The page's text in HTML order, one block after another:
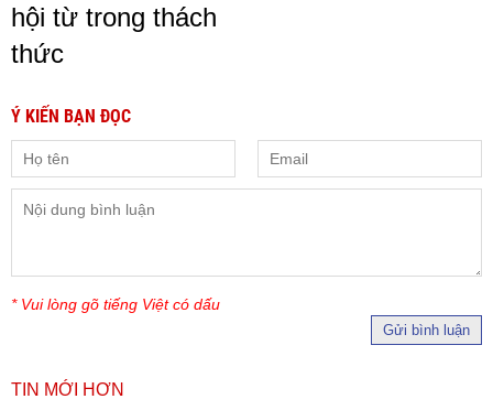
hội từ trong thách
thức
Ý KIẾN BẠN ĐỌC
* Vui lòng gõ tiếng Việt có dấu
Gửi bình luận
TIN MỚI HƠN